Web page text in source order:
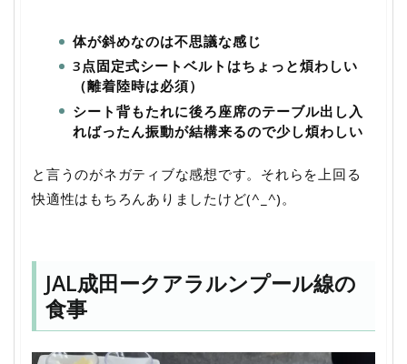
体が斜めなのは不思議な感じ
3点固定式シートベルトはちょっと煩わしい
（離着陸時は必須）
シート背もたれに後ろ座席のテーブル出し入
ればったん振動が結構来るので少し煩わしい
と言うのがネガティブな感想です。それらを上回る
快適性はもちろんありましたけど(^_^)。
JAL成田ークアラルンプール線の
食事